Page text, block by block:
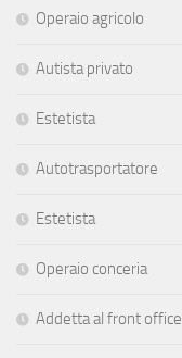
Operaio agricolo
Autista privato
Estetista
Autotrasportatore
Estetista
Operaio conceria
Addetta al front office